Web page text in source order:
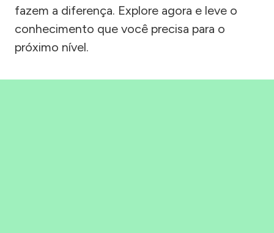
fazem a diferença. Explore agora e leve o
conhecimento que você precisa para o
próximo nível.